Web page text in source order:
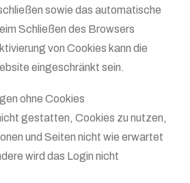
sowie das automatische
Schließen des Browsers
von Cookies kann die
eingeschränkt sein.
ohne Cookies
gestatten, Cookies zu nutzen,
und Seiten nicht wie erwartet
wird das Login nicht